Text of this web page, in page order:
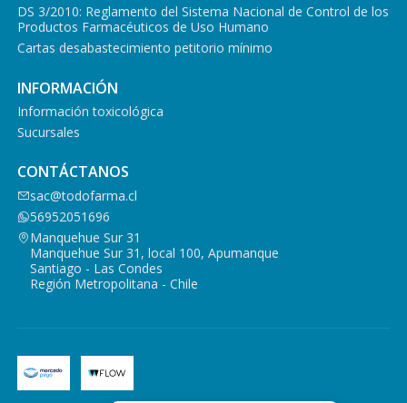
DS 3/2010: Reglamento del Sistema Nacional de Control de los
Productos Farmacéuticos de Uso Humano
Cartas desabastecimiento petitorio mínimo
INFORMACIÓN
Información toxicológica
Sucursales
CONTÁCTANOS
sac@todofarma.cl
56952051696
Manquehue Sur 31
Manquehue Sur 31, local 100, Apumanque
Santiago - Las Condes
Región Metropolitana - Chile